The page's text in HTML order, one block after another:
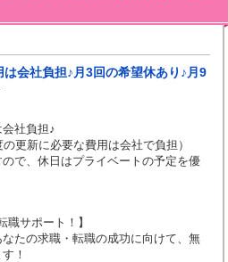
会社負担♪月3回の希望休あり♪月9
社負担♪
更新に必要な費用は会社で負担）
で、休日はプライベートの予定を優
職サポート！】
たの求職・転職の成功に向けて、無
！